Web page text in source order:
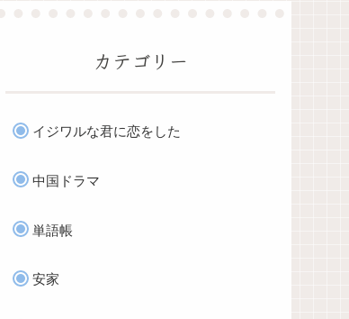
カテゴリー
イジワルな君に恋をした
中国ドラマ
単語帳
安家